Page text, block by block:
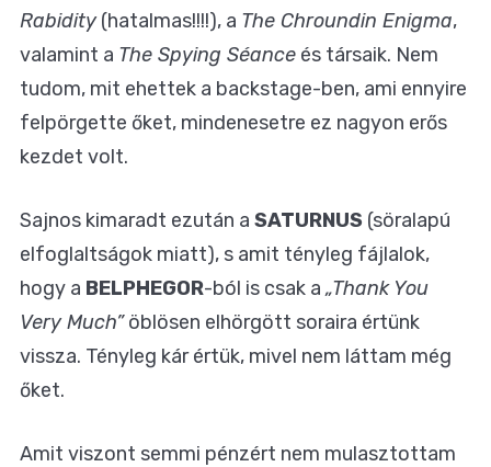
Rabidity(hatalmas!!!!), a The Chroundin Enigma,
valamint a The Spying Séance és társaik. Nem
tudom, mit ehettek a backstage-ben, ami ennyire
felpörgette őket, mindenesetre ez nagyon erős
kezdet volt.
Sajnos kimaradt ezután a SATURNUS (söralapú
elfoglaltságok miatt), s amit tényleg fájlalok,
hogy a BELPHEGOR-ból is csak a „Thank You
Very Much”öblösen elhörgött soraira értünk
vissza. Tényleg kár értük, mivel nem láttam még
őket.
Amit viszont semmi pénzért nem mulasztottam